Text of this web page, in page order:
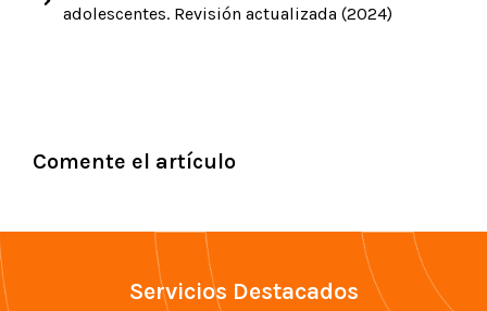
adolescentes. Revisión actualizada (2024)
Comente el artículo
Servicios Destacados